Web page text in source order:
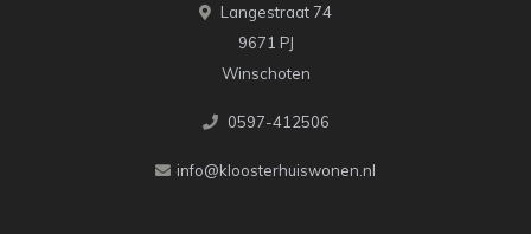
Langestraat 74
9671 PJ
Winschoten
0597-412506
info@kloosterhuiswonen.nl